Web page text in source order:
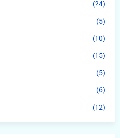
(24)
(5)
(10)
(15)
(5)
(6)
(12)